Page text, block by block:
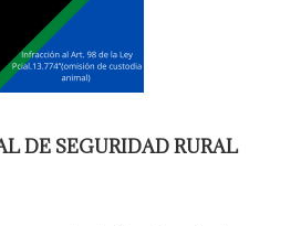
DE SEGURIDAD RURAL